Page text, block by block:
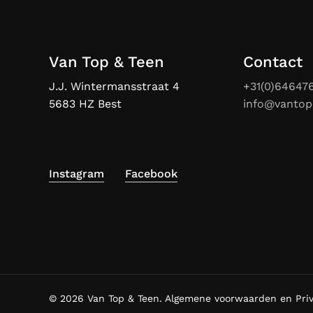
Van Top & Teen
J.J. Wintermansstraat 4
5683 HZ Best
Contact
Instagram Facebook
© 2026 Van Top & Teen. Algemene voorwaarden en